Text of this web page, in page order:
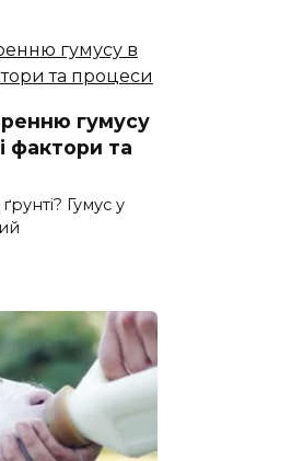
гумусу
фактори та
Гумус у